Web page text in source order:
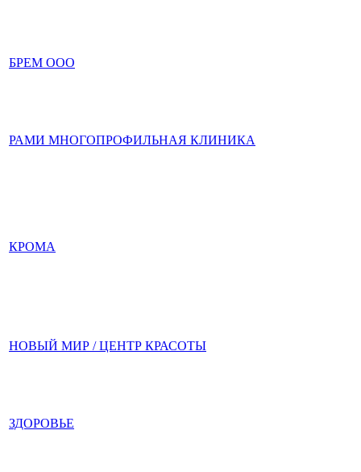
БРЕМ ООО
РАМИ МНОГОПРОФИЛЬНАЯ КЛИНИКА
КРОМА
НОВЫЙ МИР / ЦЕНТР КРАСОТЫ
ЗДОРОВЬЕ